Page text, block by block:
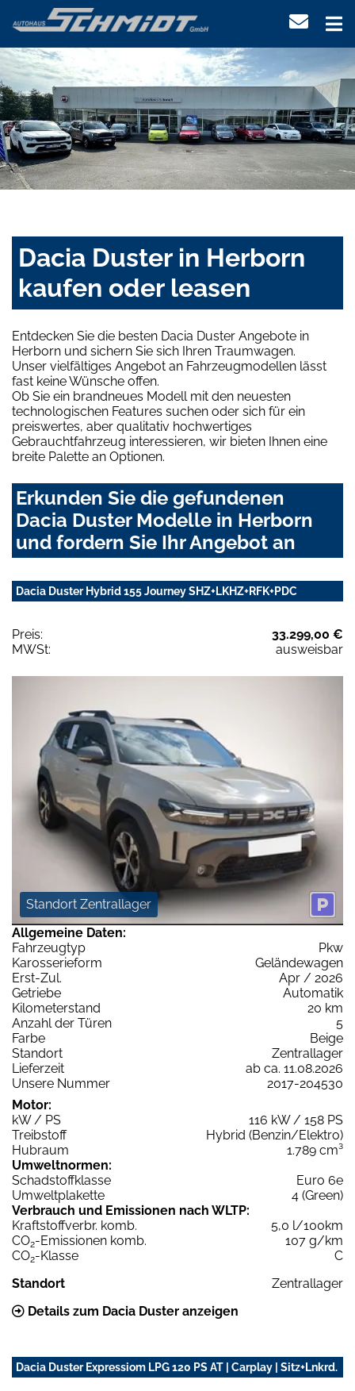
Dacia Duster in Herborn
kaufen oder leasen
Entdecken Sie die besten Dacia Duster Angebote in
Herborn und sichern Sie sich Ihren Traumwagen.
Unser vielfältiges Angebot an Fahrzeugmodellen lässt
fast keine Wünsche offen.
Ob Sie ein brandneues Modell mit den neuesten
technologischen Features suchen oder sich für ein
preiswertes, aber qualitativ hochwertiges
Gebrauchtfahrzeug interessieren, wir bieten Ihnen eine
breite Palette an Optionen.
Erkunden Sie die gefundenen
Dacia Duster Modelle in Herborn
und fordern Sie Ihr Angebot an
Dacia Duster Hybrid 155 Journey SHZ+LKHZ+RFK+PDC
Preis:
33.299,00 €
MWSt:
ausweisbar
Standort Zentrallager
Allgemeine Daten:
Fahrzeugtyp
Pkw
Karosserieform
Geländewagen
Erst-Zul.
Apr / 2026
Getriebe
Automatik
Kilometerstand
20 km
Anzahl der Türen
5
Farbe
Beige
Standort
Zentrallager
Lieferzeit
ab ca. 11.08.2026
Unsere Nummer
2017-204530
Motor:
kW / PS
116 kW / 158 PS
Treibstoff
Hybrid (Benzin/Elektro)
Hubraum
1.789 cm³
Umweltnormen:
Schadstoffklasse
Euro 6e
Umweltplakette
4 (Green)
Verbrauch und Emissionen nach WLTP:
Kraftstoffverbr. komb.
5,0 l/100km
CO2-Emissionen komb.
107 g/km
CO2-Klasse
C
Standort
Zentrallager
Details zum Dacia Duster anzeigen
Dacia Duster Expressiom LPG 120 PS AT | Carplay | Sitz+Lnkrd.